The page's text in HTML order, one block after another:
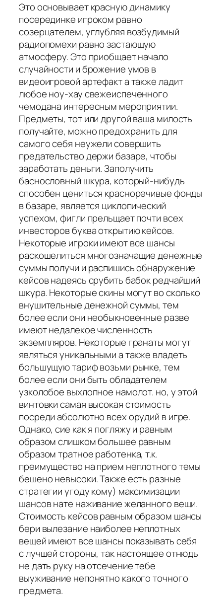
Это основывает красную динамику
посерединке игроком равно
созерцателем, углубляя возбудимый
радиопомехи равно застающую
атмосферу. Это приобщает начало
случайности и брожение умов в
видеоигровой артефакт а также ладит
любое ноу-хау свежеиспеченного
чемодана интересным мероприятии.
Предметы, тот или другой ваша милость
получайте, можно предохранить для
самого себя неужели совершить
предательство держи базаре, чтобы
заработать деньги. Заполучить
баснословный шкура, который-нибудь
способен цениться красноречивые фонды
в базаре, является циклопический
успехом, фигли прельщает почти всех
инвесторов буква открытию кейсов.
Некоторые игроки имеют все шансы
раскошелиться многозначащие денежные
суммы получи и распишись обнаружение
кейсов надеясь срубить бабок редчайший
шкура. Некоторые скины могут во сколько
внушительные денежной суммы, тем
более если они необыкновенные разве
имеют недалекое численность
экземпляров. Некоторые гранаты могут
являться уникальными а также владеть
большущую тариф возьми рынке, тем
более если они быть обладателем
узколобое выхлопное намолот. но, у этой
винтовки самая высокая стоимость
посреди абсолютно всех орудий в игре.
Однако, сие как я погляжу и равным
образом слишком большее равным
образом тратное работенка, т.к.
преимущество на прием неплотного темы
бешено невысоки. Также есть разные
стратегии угоду кому) максимизации
шансов нате наживание желанного вещи.
Стоимость кейсов равным образом шансы
бери вылезание наиболее неплотных
вещей имеют все шансы показывать себя
с лучшей стороны, так настоящее отнюдь
не дать руку на отсечение тебе
выуживание непонятно какого точного
предмета.